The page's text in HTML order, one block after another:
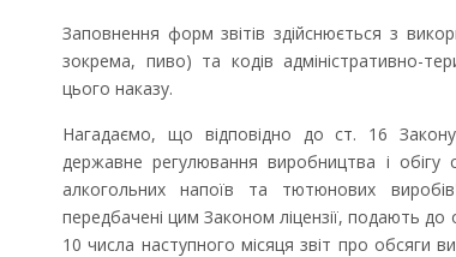
Заповнення форм звітів здійснюється з
зокрема, пиво) та кодів адміністративно-
цього наказу.
Нагадаємо, що відповідно до ст. 16
державне регулювання виробництва і
алкогольних напоїв та тютюнових
передбачені цим Законом ліцензії, подають
10 числа наступного місяця звіт про обсяги